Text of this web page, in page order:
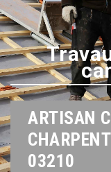
ARTISAN
03210